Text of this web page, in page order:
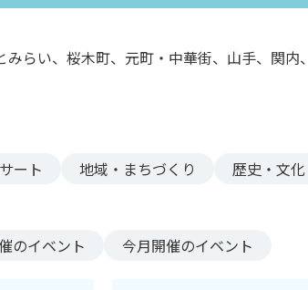
らい、桜木町、元町・中華街、山手、関
ート 地域・まちづくり 歴史・文化
のイベント 今月開催のイベント